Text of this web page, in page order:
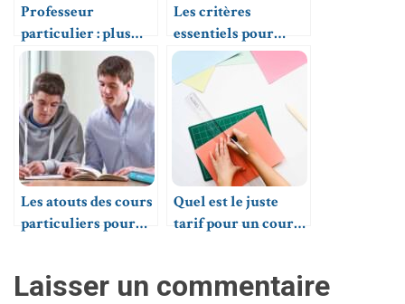
Professeur
particulier : plus
qu’un métier, une
passion
Les critères
essentiels pour
donner des cours
particuliers
Les atouts des cours
particuliers pour
Quel est le juste
tarif pour un cours
Laisser un commentaire